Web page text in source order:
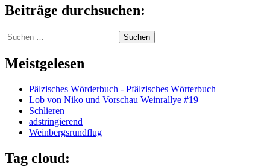
Beiträge durchsuchen:
Suchen
nach:
Meistgelesen
Pälzisches Wörderbuch - Pfälzisches Wörterbuch
Lob von Niko und Vorschau Weinrallye #19
Schlieren
adstringierend
Weinbergsrundflug
Tag cloud: